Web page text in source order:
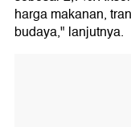
harga makanan,
budaya," lanjutnya.